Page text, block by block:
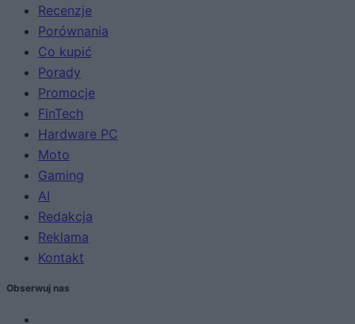
Recenzje
Porównania
Co kupić
Porady
Promocje
FinTech
Hardware PC
Moto
Gaming
AI
Redakcja
Reklama
Kontakt
Obserwuj nas